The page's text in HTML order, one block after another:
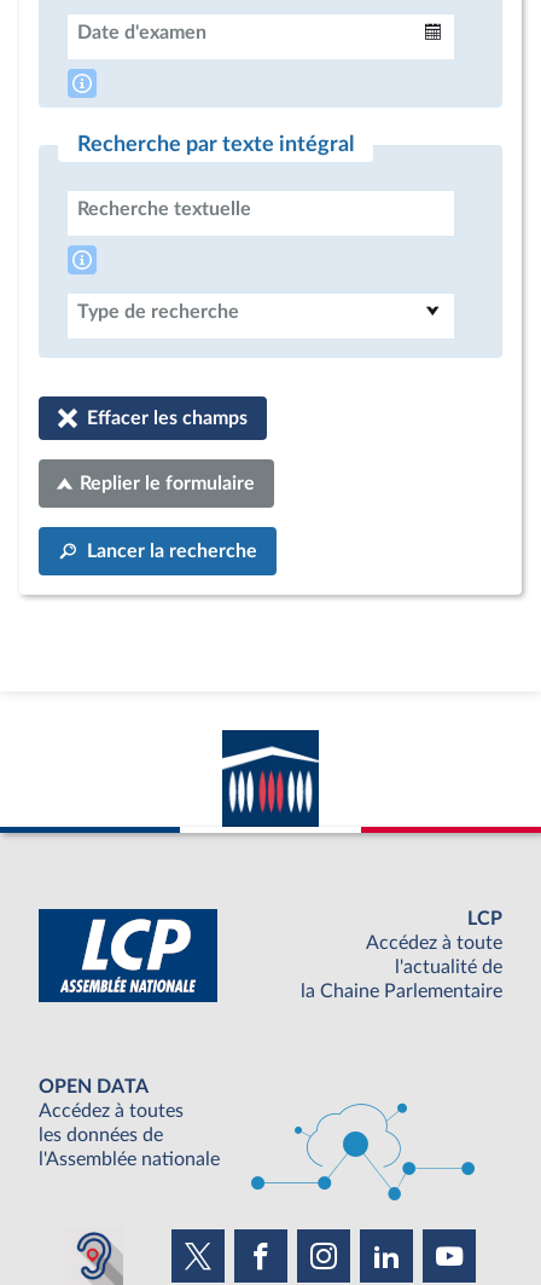
Date d'examen
Recherche par texte intégral
Recherche textuelle
Type de recherche
Effacer les champs
Replier le formulaire
Lancer la recherche
LCP
Accédez à toute
l'actualité de
la Chaine Parlementaire
OPEN DATA
Accédez à toutes
les données de
l'Assemblée nationale